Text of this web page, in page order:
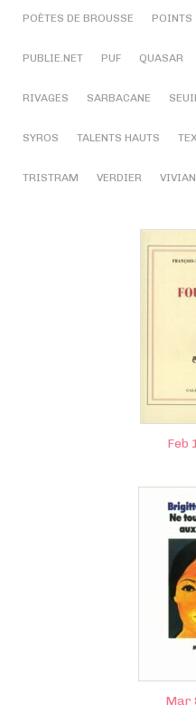
POÈTES DE BROUSSE POINTS
PUBLIE.NET PUF QUASAR
RIVAGES SARBACANE
SYROS TALENTS HAUTS
TRISTRAM VERDIER
Feb
Mar